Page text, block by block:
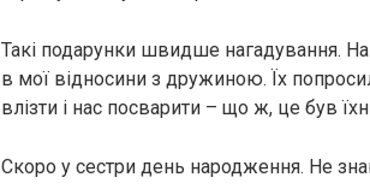
Такі подарунки швидше нагадування.
в мої відносини з дружиною. Їх
влізти і нас посварити – що ж, це був
Скоро у сестри день народження. Не